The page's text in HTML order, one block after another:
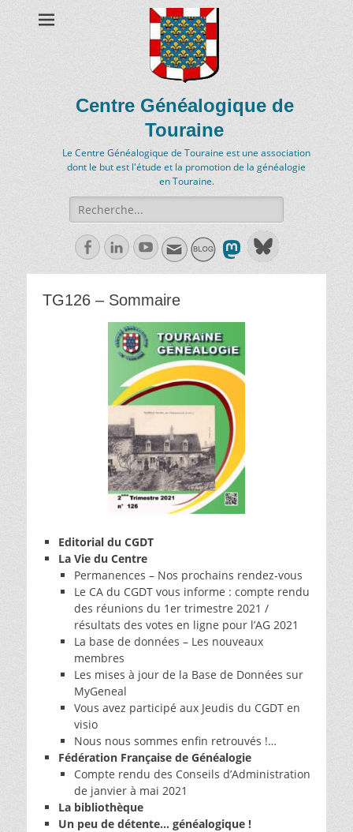
Centre Généalogique de
Touraine
Le Centre Généalogique de Touraine est une association
dont le but est l'étude et la promotion de la généalogie
en Touraine.
Recherche
de:
FacebookLinkedln
Youtube
TG126 – Sommaire
Editorial du CGDT
La Vie du Centre
Permanences – Nos prochains rendez-vous
Le CA du CGDT vous informe : compte rendu
des réunions du 1er trimestre 2021 /
résultats des votes en ligne pour l’AG 2021
La base de données – Les nouveaux
membres
Les mises à jour de la Base de Données sur
MyGeneal
Vous avez participé aux Jeudis du CGDT en
visio
Nous nous sommes enfin retrouvés !…
Fédération Française de Généalogie
Compte rendu des Conseils d’Administration
de janvier à mai 2021
La bibliothèque
Un peu de détente… généalogique !